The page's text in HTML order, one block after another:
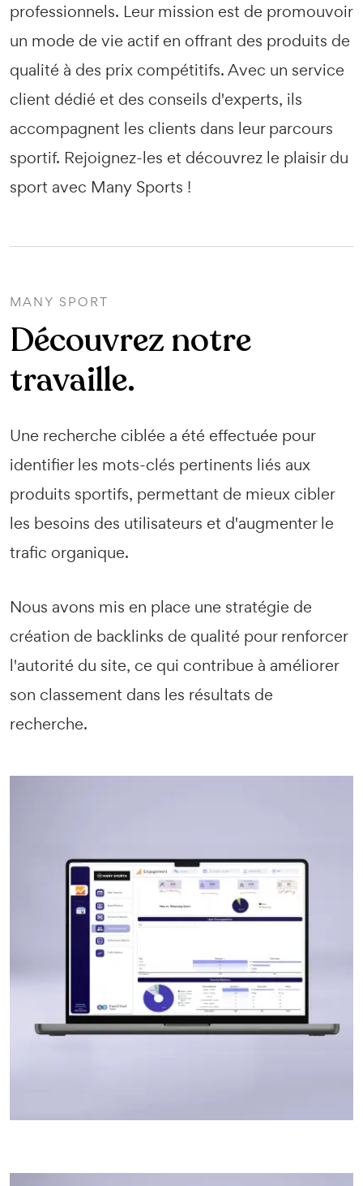
professionnels. Leur mission est de promouvoir
un mode de vie actif en offrant des produits de
qualité à des prix compétitifs. Avec un service
client dédié et des conseils d'experts, ils
accompagnent les clients dans leur parcours
sportif. Rejoignez-les et découvrez le plaisir du
sport avec Many Sports !
MANY SPORT
Découvrez notre
travaille.
Une recherche ciblée a été effectuée pour
identifier les mots-clés pertinents liés aux
produits sportifs, permettant de mieux cibler
les besoins des utilisateurs et d'augmenter le
trafic organique.
Nous avons mis en place une stratégie de
création de backlinks de qualité pour renforcer
l'autorité du site, ce qui contribue à améliorer
son classement dans les résultats de
recherche.